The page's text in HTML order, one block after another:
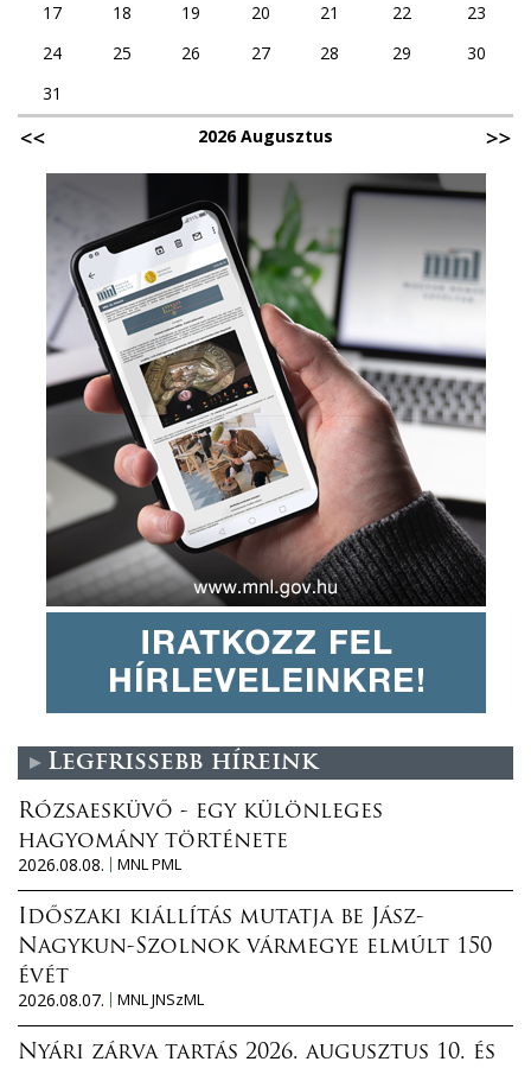
17
18 19 20 21 22
23
24
25 26 27 28 29
30
31
2026 Augusztus
Legfrissebb híreink
Rózsaesküvő - egy különleges
hagyomány története
2026.08.08.
MNL PML
Időszaki kiállítás mutatja be Jász-
Nagykun-Szolnok vármegye elmúlt 150
évét
2026.08.07.
MNL JNSzML
Nyári zárva tartás 2026. augusztus 10. és